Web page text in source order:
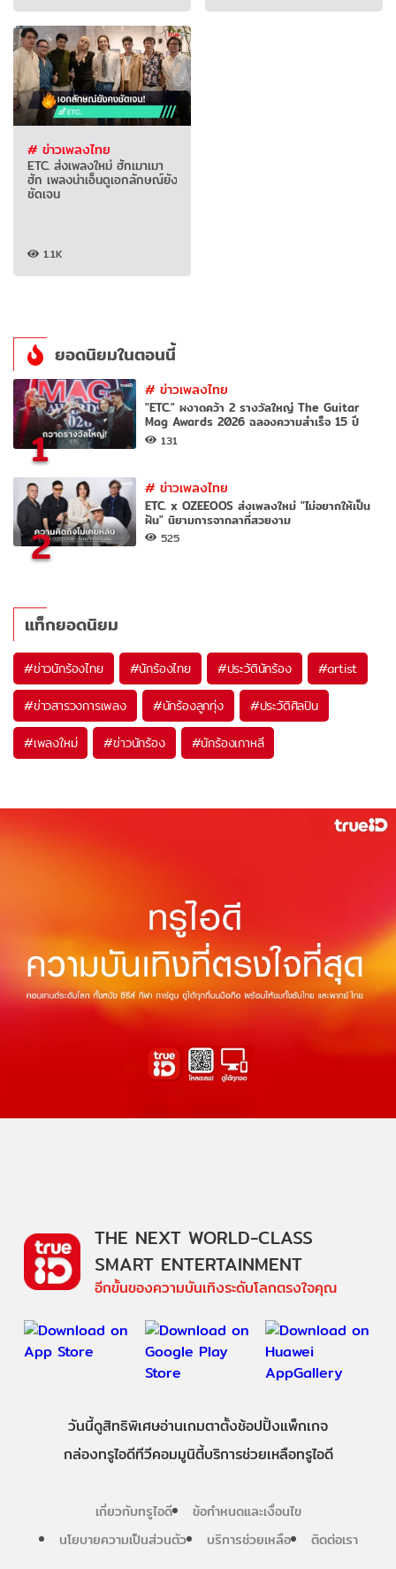
# ข่าวเพลงไทย
ETC. ส่งเพลงใหม่ ฮักเมาเมา
ฮัก เพลงน่าเอ็นดูเอกลักษณ์ยัง
ชัดเจน
1.1K
ยอดนิยมในตอนนี้
1
#ข่าวเพลงไทย
"ETC." ผงาดคว้า 2 รางวัลใหญ่ The Guitar
Mag Awards 2026 ฉลองความสำเร็จ 15 ปี
131
2
#ข่าวเพลงไทย
ETC. x OZEEOOS ส่งเพลงใหม่ "ไม่อยากให้เป็น
ฝัน" นิยามการจากลาที่สวยงาม
525
แท็กยอดนิยม
#ข่าวนักร้องไทย #นักร้องไทย #ประวัตินักร้อง #artist
#ข่าวสารวงการเพลง #นักร้องลูกทุ่ง #ประวัติศิลปิน
#เพลงใหม่ #ข่าวนักร้อง #นักร้องเกาหลี
THE NEXT WORLD-CLASS
SMART ENTERTAINMENT
อีกขั้นของความบันเทิงระดับโลกตรงใจคุณ
วันนี้ดูสิทธิพิเศษอ่านเกมตาตั้งช้อปปิ้งแพ็กเกจ
กล่องทรูไอดีทีวีคอมมูนิตี้บริการช่วยเหลือทรูไอดี
เกี่ยวกับทรูไอดี
ข้อกำหนดและเงื่อนไข
นโยบายความเป็นส่วนตัว
บริการช่วยเหลือ ติดต่อเรา